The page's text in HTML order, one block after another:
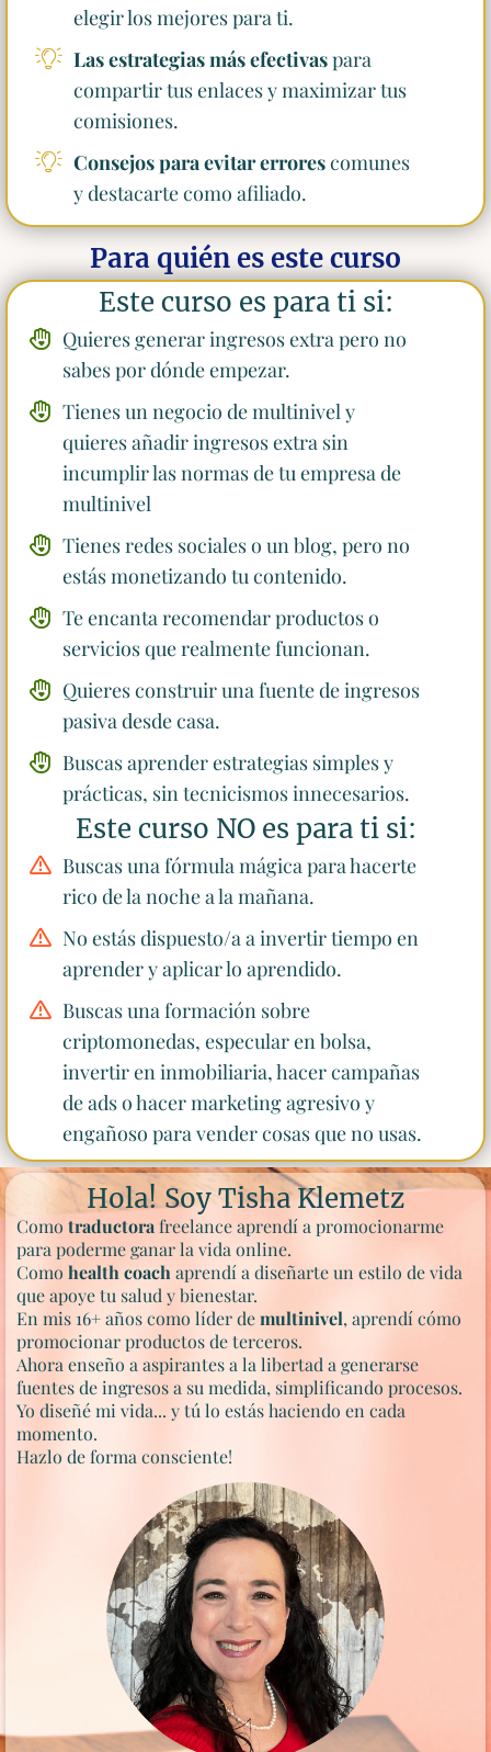
elegir los mejores para ti.
Las estrategias más efectivaspara
compartir tus enlaces y maximizar tus
comisiones.
Consejos para evitar errorescomunes
y destacarte como afiliado.
Para quién es este curso
Este curso es para ti si:
Quieres generar ingresos extra pero no
sabes por dónde empezar.
Tienes un negocio de multinivel y
quieres añadir ingresos extra sin
incumplir las normas de tu empresa de
multinivel
Tienes redes sociales o un blog, pero no
estás monetizando tu contenido.
Te encanta recomendar productos o
servicios que realmente funcionan.
Quieres construir una fuente de ingresos
pasiva desde casa.
Buscas aprender estrategias simples y
prácticas, sin tecnicismos innecesarios.
Este curso NO es para ti si:
Buscas una fórmula mágica para hacerte
rico de la noche a la mañana.
No estás dispuesto/a a invertir tiempo en
aprender y aplicar lo aprendido.
Buscas una formación sobre
criptomonedas, especular en bolsa,
invertir en inmobiliaria, hacer campañas
de ads o hacer marketing agresivo y
engañoso para vender cosas que no usas.
Hola! Soy Tisha Klemetz
Como traductorafreelance aprendí a promocionarme
para poderme ganar la vida online.
Como health coach aprendí a diseñarte un estilo de vida
que apoye tu salud y bienestar.
En mis 16+ años como líder demultinivel, aprendí cómo
promocionar productos de terceros.
Ahora enseño a aspirantes a la libertad a generarse
fuentes de ingresos a su medida, simplificando procesos.
Yo diseñé mi vida... y tú lo estás haciendo en cada
momento.
Hazlo de forma consciente!